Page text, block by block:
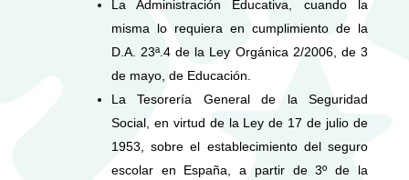
La Administración Educativa, cuando la
misma lo requiera en cumplimiento de la
D.A. 23ª.4 de la Ley Orgánica 2/2006, de 3
de mayo, de Educación.
La Tesorería General de la Seguridad
Social, en virtud de la Ley de 17 de julio de
1953, sobre el establecimiento del seguro
escolar en España, a partir de 3º de la